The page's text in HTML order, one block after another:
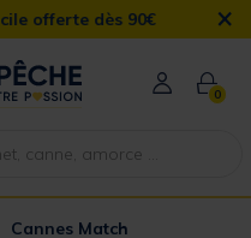
×
0
Cannes Match